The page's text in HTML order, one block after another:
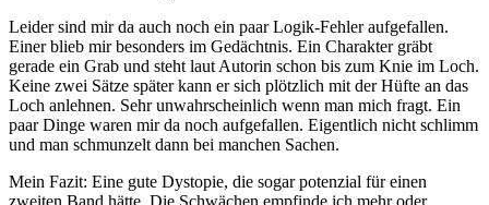
Leider sind mir da auch noch ein paar Logik-Fehler aufgefallen.
Einer blieb mir besonders im Gedächtnis. Ein Charakter gräbt
gerade ein Grab und steht laut Autorin schon bis zum Knie im Loch.
Keine zwei Sätze später kann er sich plötzlich mit der Hüfte an das
Loch anlehnen. Sehr unwahrscheinlich wenn man mich fragt. Ein
paar Dinge waren mir da noch aufgefallen. Eigentlich nicht schlimm
und man schmunzelt dann bei manchen Sachen.
Mein Fazit: Eine gute Dystopie, die sogar potenzial für einen
zweiten Band hätte. Die Schwächen empfinde ich mehr oder